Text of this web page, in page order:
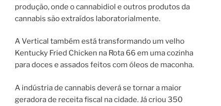
produção, onde o cannabidiol e outros produtos da
cannabis são extraídos laboratorialmente.
A Vertical também está transformando um velho
Kentucky Fried Chicken na Rota 66 em uma cozinha
para doces e assados feitos com óleos de maconha.
A indústria de cannabis deverá se tornar a maior
geradora de receita fiscal na cidade. Já criou 350